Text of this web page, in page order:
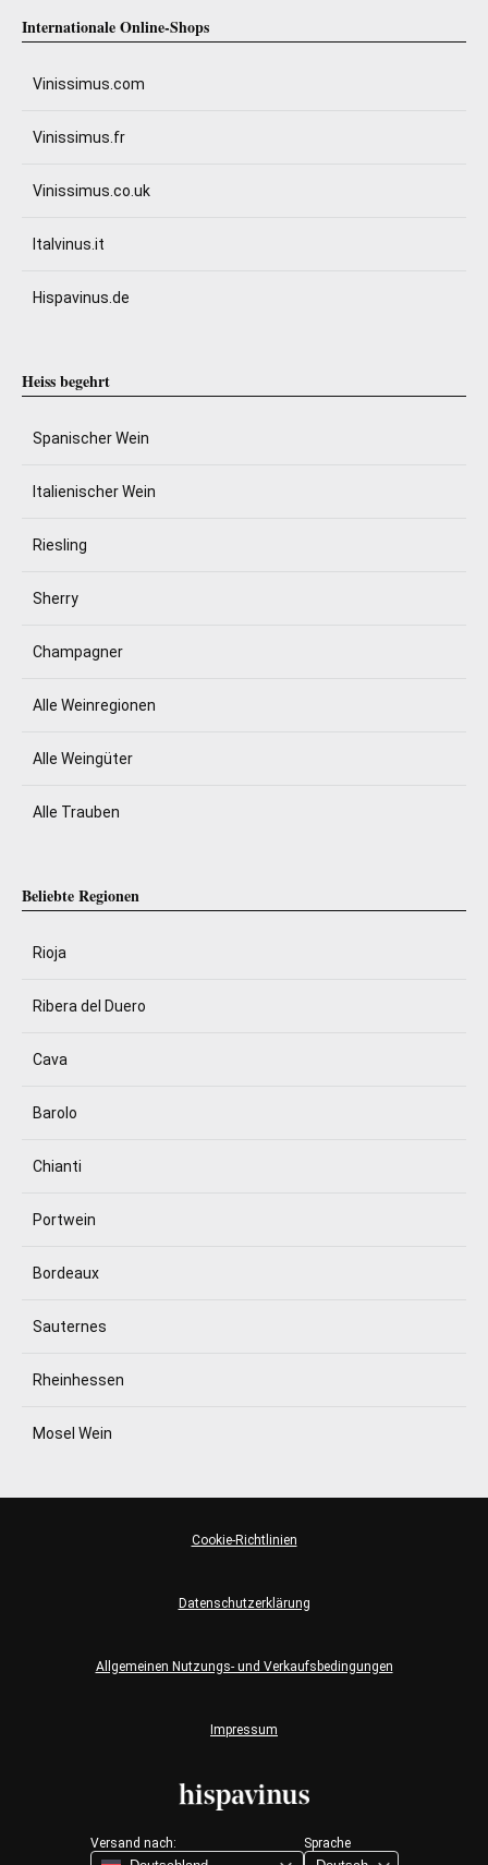
Internationale Online-Shops
Vinissimus.com
Vinissimus.fr
Vinissimus.co.uk
Italvinus.it
Hispavinus.de
Heiss begehrt
Spanischer Wein
Italienischer Wein
Riesling
Sherry
Champagner
Alle Weinregionen
Alle Weingüter
Alle Trauben
Beliebte Regionen
Rioja
Ribera del Duero
Cava
Barolo
Chianti
Portwein
Bordeaux
Sauternes
Rheinhessen
Mosel Wein
Versand nach: Sprache
Impressum
Allgemeinen Nutzungs- und Verkaufsbedingungen
Datenschutzerklärung
Cookie-Richtlinien